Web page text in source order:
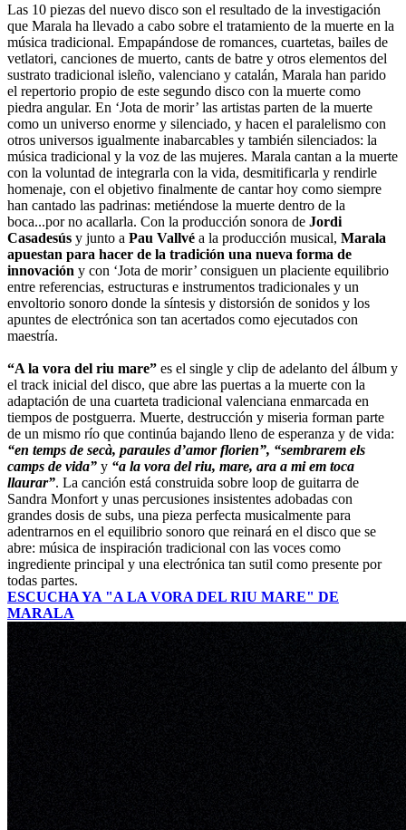
Las 10 piezas del nuevo disco son el resultado de la investigación
que Marala ha llevado a cabo sobre el tratamiento de la muerte en la
música tradicional. Empapándose de romances, cuartetas, bailes de
vetlatori, canciones de muerto, cants de batre y otros elementos del
sustrato tradicional isleño, valenciano y catalán, Marala han parido
el repertorio propio de este segundo disco con la muerte como
piedra angular. En ‘Jota de morir’ las artistas parten de la muerte
como un universo enorme y silenciado, y hacen el paralelismo con
otros universos igualmente inabarcables y también silenciados: la
música tradicional y la voz de las mujeres. Marala cantan a la muerte
con la voluntad de integrarla con la vida, desmitificarla y rendirle
homenaje, con el objetivo finalmente de cantar hoy como siempre
han cantado las padrinas: metiéndose la muerte dentro de la
boca...por no acallarla. Con la producción sonora de Jordi
Casadesús y junto a Pau Vallvé a la producción musical, Marala
apuestan para hacer de la tradición una nueva forma de
innovación y con ‘Jota de morir’ consiguen un placiente equilibrio
entre referencias, estructuras e instrumentos tradicionales y un
envoltorio sonoro donde la síntesis y distorsión de sonidos y los
apuntes de electrónica son tan acertados como ejecutados con
maestría.
“A la vora del riu mare” es el single y clip de adelanto del álbum y
el track inicial del disco, que abre las puertas a la muerte con la
adaptación de una cuarteta tradicional valenciana enmarcada en
tiempos de postguerra. Muerte, destrucción y miseria forman parte
de un mismo río que continúa bajando lleno de esperanza y de vida:
“en temps de secà, paraules d’amor florien”, “sembrarem els
camps de vida” y “a la vora del riu, mare, ara a mi em toca
llaurar”. La canción está construida sobre loop de guitarra de
Sandra Monfort y unas percusiones insistentes adobadas con
grandes dosis de subs, una pieza perfecta musicalmente para
adentrarnos en el equilibrio sonoro que reinará en el disco que se
abre: música de inspiración tradicional con las voces como
ingrediente principal y una electrónica tan sutil como presente por
todas partes.
ESCUCHA YA "A LA VORA DEL RIU MARE" DE
MARALA